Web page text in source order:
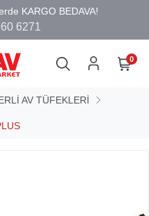
6271
0
AV TÜFEKLERİ